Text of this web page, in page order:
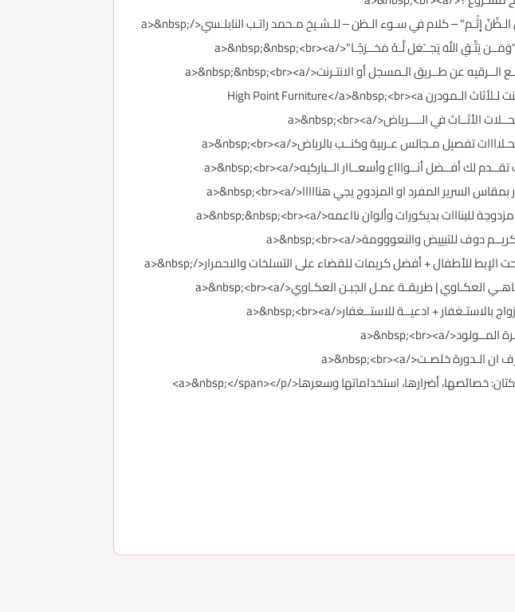
href="http://forums.3roos.com/3roos746948/" id="thread_title_746948">"إنّ بَـعْضَ الـظّنّ إِثْـم" – كلام في سـوء الـظن – للـشـيخ مـحمد راتـب النابلـسي</a>&nbsp;
<br><a href="https://forums.3roos.com/3roos746867/" id="thread_title_746867">"وَمَــن يَتَّـقِ اللَّهَ يَجــْعَل لَّـهُ مَخــرَجًـا"</a>&nbsp;&nbsp;<br><a
href="https://forums.3roos.com/3roos746861/" id="thread_title_746861">هــل تنفـع الــرقيه عن طــريق الـمسجل أو الانتـرنت</a>&nbsp;&nbsp;<br><a
href="http://forums.3roos.com/3roos746826/" id="thread_title_746826">هـاي بـوينت لـلأثاث الـمودرن High Point Furniture</a>&nbsp;<br><a
href="http://forums.3roos.com/3roos746738/" id="thread_title_746738">أفــضل محــلات الأثــاث في الــــرياض</a>&nbsp;<br><a
href="http://forums.3roos.com/3roos746715/" id="thread_title_746715">أفضــل محـلاااات تفصيل مـجالس عـربية وكنــب بالرياض</a>&nbsp;<br><a
href="http://forums.3roos.com/3roos746665/" id="thread_title_746665">مـــحلااات تقــدم لك أفــضل أنــواااع وأسعــاار الــباركيه</a>&nbsp;<br><a
href="http://forums.3roos.com/3roos746561/" id="thread_title_746561">الي محتااار بمقاس السرير المفرد او المزدوج يجي هنااااا</a>&nbsp;<br><a
href="http://forums.3roos.com/3roos746406/" id="thread_title_746406">غرف نوم مزدوجة للبنااات بديكورات وألوان نااعمه</a>&nbsp;&nbsp;<br><a
href="http://forums.3roos.com/3roos747270/" id="thread_title_747270">خلطاااات كريــم دوف للتبييض والنعووومة</a>&nbsp;<br><a
href="http://forums.3roos.com/3roos747271/" id="thread_title_747271">تسلخات تحت الإبط للأطفال + أفضل كريمات للقضاء على التسلخات والاحمرار</a>&nbsp;
<br><a href="http://forums.3roos.com/3roos747272/" id="thread_title_747272">ماهـي العكـاوي | طريقـة عمـل الجبـن العكـاوي</a>&nbsp;<br><a
href="http://forums.3roos.com/3roos747267/" id="thread_title_747267">تسـريع الـزواج بالاستـغفار + ادعيــة للاستــغفار</a>&nbsp;<br><a
href="http://forums.3roos.com/3roos747264/" id="thread_title_747264">لـون بشـــرة المــولود</a>&nbsp;<br><a
href="http://forums.3roos.com/3roos747262/" id="thread_title_747262">كيـف اعـرف ان الـدورة خلصـت</a>&nbsp;<br><a